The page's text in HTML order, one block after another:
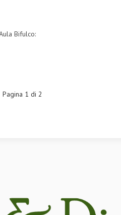
Bifulco:
Pagina 1 di 2